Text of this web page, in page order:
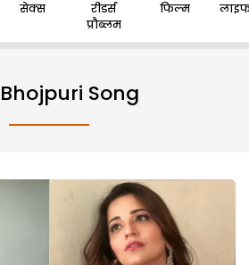
सेक्स
रीडर्स
प्रौब्लम
फिल्म
Song